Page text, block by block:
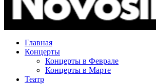
Главная
Концерты
Концерты в Феврале
Концерты в Марте
Театр